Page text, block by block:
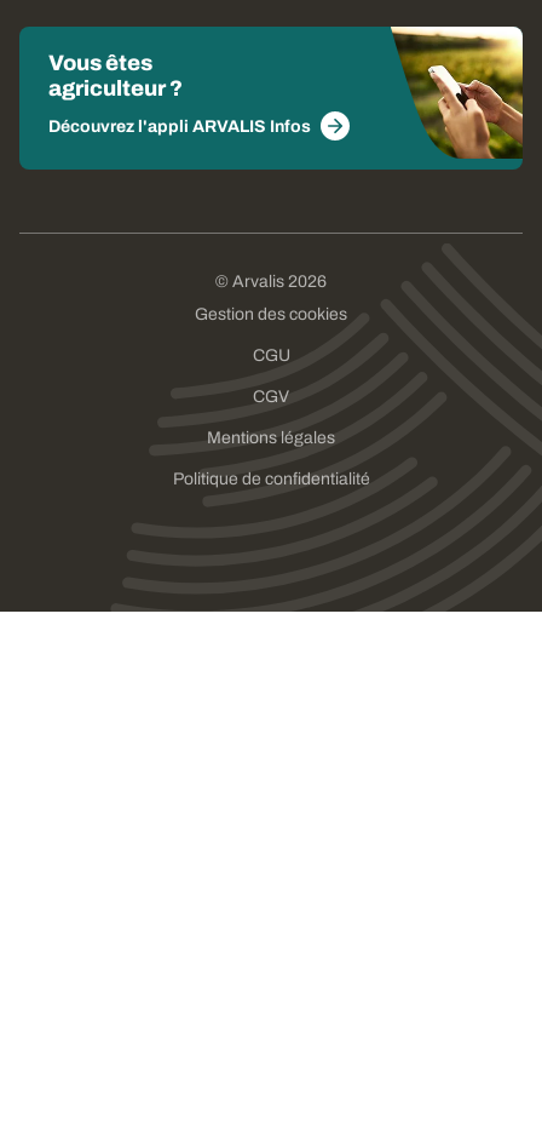
Vous êtes
agriculteur ?
Découvrez l'appli ARVALIS Infos
© Arvalis 2026
Gestion des cookies
CGU
CGV
Mentions légales
Politique de confidentialité